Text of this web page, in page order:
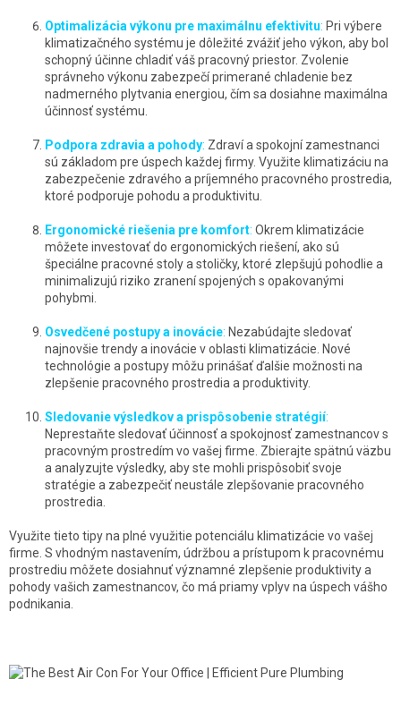
Optimalizácia výkonu pre maximálnu efektivitu: Pri výbere
klimatizačného systému je dôležité zvážiť jeho výkon, aby bol
schopný účinne chladiť váš pracovný priestor. Zvolenie
správneho výkonu zabezpečí primerané chladenie bez
nadmerného plytvania energiou, čím sa dosiahne maximálna
účinnosť systému.
Podpora zdravia a pohody: Zdraví a spokojní zamestnanci
sú základom pre úspech každej firmy. Využite klimatizáciu na
zabezpečenie zdravého a príjemného pracovného prostredia,
ktoré podporuje pohodu a produktivitu.
Ergonomické riešenia pre komfort: Okrem klimatizácie
môžete investovať do ergonomických riešení, ako sú
špeciálne pracovné stoly a stoličky, ktoré zlepšujú pohodlie a
minimalizujú riziko zranení spojených s opakovanými
pohybmi.
Osvedčené postupy a inovácie: Nezabúdajte sledovať
najnovšie trendy a inovácie v oblasti klimatizácie. Nové
technológie a postupy môžu prinášať ďalšie možnosti na
zlepšenie pracovného prostredia a produktivity.
Sledovanie výsledkov a prispôsobenie stratégií:
Neprestaňte sledovať účinnosť a spokojnosť zamestnancov s
pracovným prostredím vo vašej firme. Zbierajte spätnú väzbu
a analyzujte výsledky, aby ste mohli prispôsobiť svoje
stratégie a zabezpečiť neustále zlepšovanie pracovného
prostredia.
Využite tieto tipy na plné využitie potenciálu klimatizácie vo vašej
firme. S vhodným nastavením, údržbou a prístupom k pracovnému
prostrediu môžete dosiahnuť významné zlepšenie produktivity a
pohody vašich zamestnancov, čo má priamy vplyv na úspech vášho
podnikania.